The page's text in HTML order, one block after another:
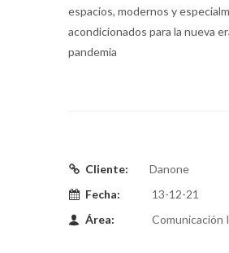
espacios, modernos y
acondicionados para la nueva
pandemia
Cliente:
Danone
Fecha:
13-12-21
Área:
Comunicación